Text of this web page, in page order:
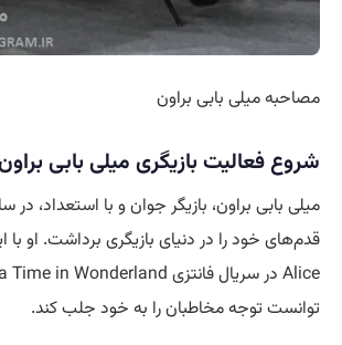
مصاحبه میلی بابی براون
شروع فعالیت بازیگری میلی بابی
قدم‌های خود را در دنیای بازیگری برداشت. او
توانست توجه مخاطبان را به خود جلب کند.